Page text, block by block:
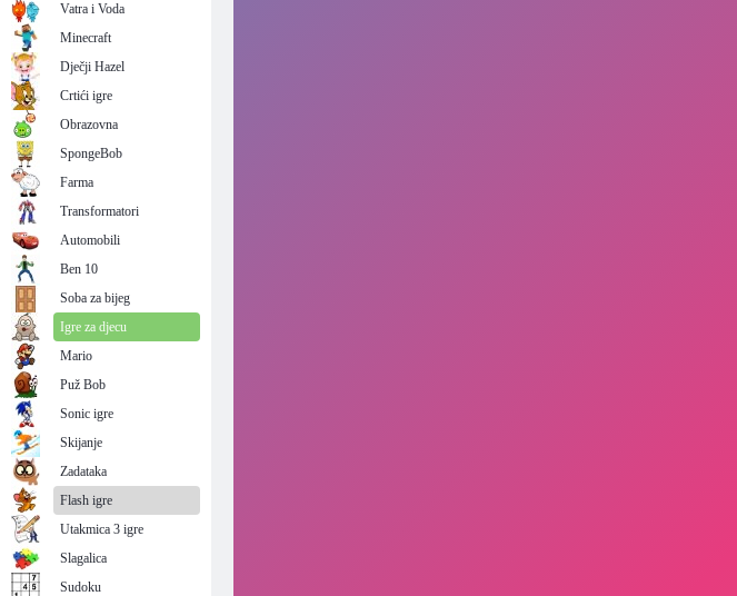
Vatra i Voda
Minecraft
Dječji Hazel
Crtići igre
Obrazovna
SpongeBob
Farma
Transformatori
Automobili
Ben 10
Soba za bijeg
Igre za djecu
Mario
Puž Bob
Sonic igre
Skijanje
Zadataka
Flash igre
Utakmica 3 igre
Slagalica
Sudoku